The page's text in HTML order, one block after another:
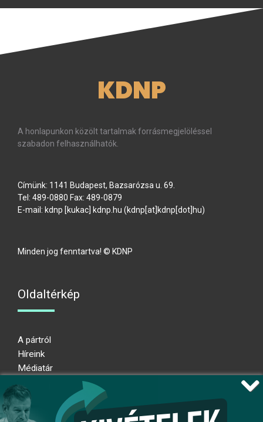
KDNP
A honlapunkon közölt tartalmak forrásmegjelöléssel
szabadon felhasználhatók.
Címünk: 1141 Budapest, Bazsarózsa u. 69.
Tel: 489-0880 Fax: 489-0879
E-mail: kdnp [kukac] kdnp.hu (kdnp[at]kdnp[dot]hu)
Minden jog fenntartva! © KDNP
Oldaltérkép
A pártról
Híreink
Médiatár
Adatkezelési nyilatkozat
Átláthatósági nyilatkozat